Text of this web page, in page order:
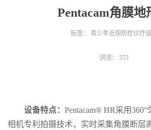
Pentacam角膜地
标签： 青少年近视防控诊疗
浏览： 553
设备特点： Pentacam® HR采用360°
相机专利拍摄技术，实时采集角膜断层